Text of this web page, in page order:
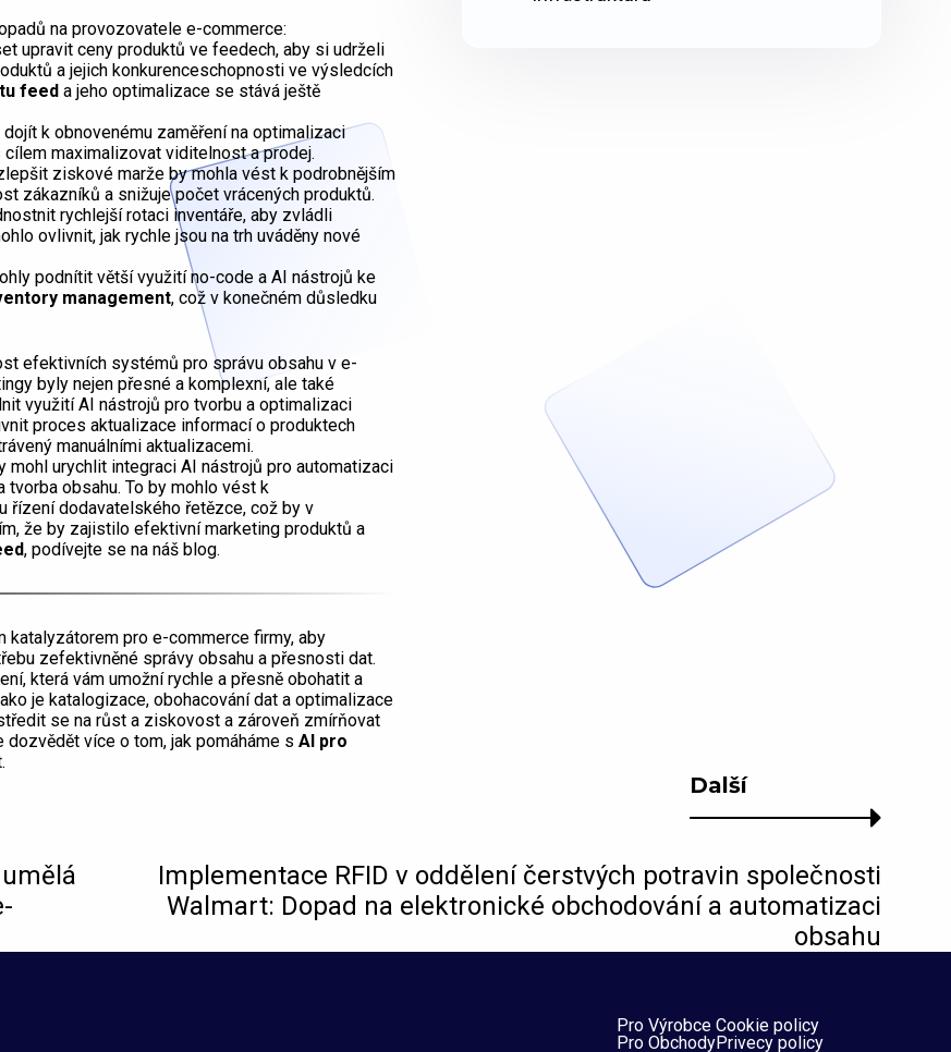
na provozovatele e-commerce:
upravit ceny produktů ve feedech, aby si udrželi
a jejich konkurenceschopnosti ve výsledcích
feed a jeho optimalizace se stává ještě
k obnovenému zaměření na optimalizaci
maximalizovat viditelnost a prodej.
ziskové marže by mohla vést k podrobnějším
zákazníků a snižuje počet vrácených produktů.
rychlejší rotaci inventáře, aby zvládli
ovlivnit, jak rychle jsou na trh uváděny nové
podnítit větší využití no-code a AI nástrojů ke
management, což v konečném důsledku
efektivních systémů pro správu obsahu v e-
byly nejen přesné a komplexní, ale také
využití AI nástrojů pro tvorbu a optimalizaci
proces aktualizace informací o produktech
manuálními aktualizacemi.
urychlit integraci AI nástrojů pro automatizaci
obsahu. To by mohlo vést k
řízení dodavatelského řetězce, což by v
že by zajistilo efektivní marketing produktů a
, podívejte se na náš blog.
pro e-commerce firmy, aby
zefektivněné správy obsahu a přesnosti dat.
která vám umožní rychle a přesně obohatit a
je katalogizace, obohacování dat a optimalizace
se na růst a ziskovost a zároveň zmírňovat
více o tom, jak pomáháme s AI pro
Další
Implementace RFID v oddělení čerstvých potravin společnosti
Walmart: Dopad na elektronické obchodování a automatizaci
obsahu
Pro Výrobce
Pro Obchody
Cookie policy
Privecy policy